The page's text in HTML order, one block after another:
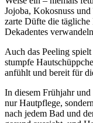
Jojoba, Kokosnuss
zarte Düfte die
Dekadentes
Auch das Peeling
stumpfe
anfühlt und bereit für
In diesem Frühjahr
nur Hautpflege,
nach jedem Bad und